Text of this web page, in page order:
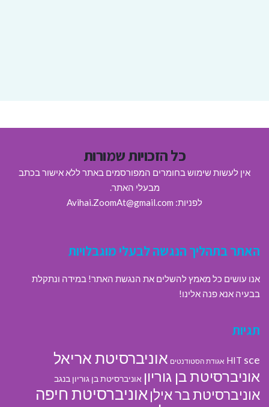
כל הזכויות שמורות
אין לעשות שימוש בחומרים המפורסמים באתר ללא אישור בכתב
מבעלי האתר.
לפניות: Avihai.ZoomAt@gmail.com
האתר בתהליך הנגשה לבעלי מוגבלויות
אנו עושים כל מאמץ להשלים את הנגשת האתר! במידה ונתקלת
בבעיה אנא פנה אלינו!
תגיות
HIT sce אגודת הסטודנטים אוניברסיטת אריאל
אוניברסיטת בן גוריון אוניברסיטת בן גוריון בנגב
אוניברסיטת בר אילן אוניברסיטת חיפה